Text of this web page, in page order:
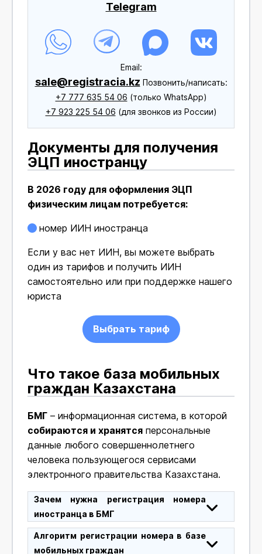
Telegram
Еmail:
sale@registracia.kz Позвонить/написать:
+7 777 635 54 06 (только WhatsApp)
+7 923 225 54 06 (для звонков из России)
Документы для получения
ЭЦП иностранцу
В 2026 году для оформления ЭЦП
физическим лицам потребуется:
номер ИИН иностранца
Если у вас нет ИИН, вы можете выбрать
один из тарифов и получить ИИН
самостоятельно или при поддержке нашего
юриста
Выбрать тариф
Что такое база мобильных
граждан Казахстана
БМГ – информационная система, в которой
собираются и хранятся персональные
данные любого совершеннолетнего
человека пользующегося сервисами
электронного правительства Казахстана.
Зачем нужна регистрация номера
иностранца в БМГ
Алгоритм регистрации номера в базе
мобильных граждан